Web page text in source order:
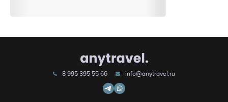
8 995 395 55 66 info@anytravel.ru